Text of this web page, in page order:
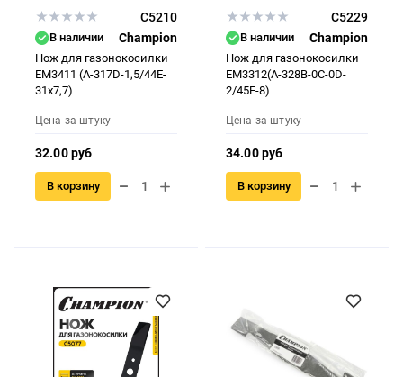
C5210
В наличии Champion
Нож для газонокосилки
EM3411 (A-317D-1,5/44E-
31x7,7)
Цена за штуку
32.00 руб
В корзину
C5229
В наличии Champion
Нож для газонокосилки
EM3312(A-328B-0C-0D-
2/45E-8)
Цена за штуку
34.00 руб
В корзину